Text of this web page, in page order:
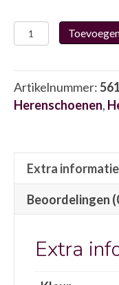
Rohde
6523
aantal
Artikelnummer:
Herenschoenen,
Extra informatie
Beoordelingen
Extra